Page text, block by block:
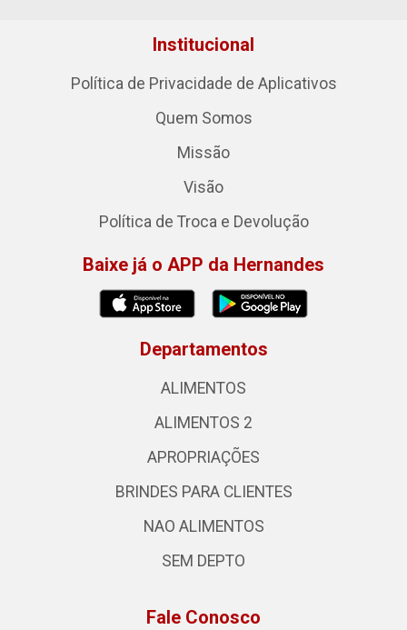
Institucional
Política de Privacidade de Aplicativos
Quem Somos
Missão
Visão
Política de Troca e Devolução
Baixe já o APP da Hernandes
Departamentos
ALIMENTOS
ALIMENTOS 2
APROPRIAÇÕES
BRINDES PARA CLIENTES
NAO ALIMENTOS
SEM DEPTO
Fale Conosco